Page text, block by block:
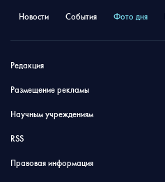
Новости События Фото дня
Редакция
Размещение рекламы
Научным учреждениям
RSS
Правовая информация